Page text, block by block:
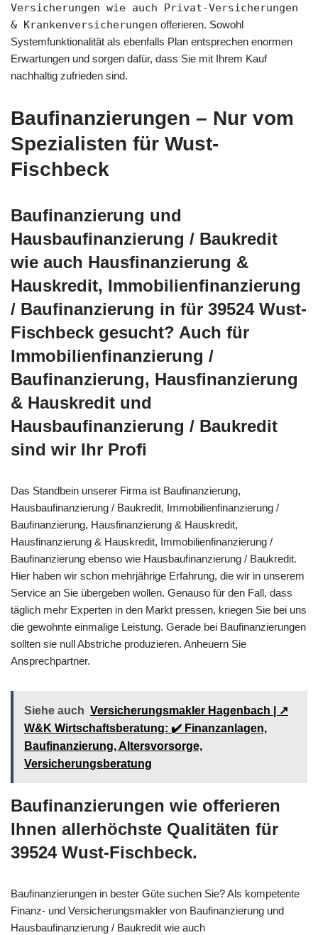
Versicherungen wie auch Privat-Versicherungen
& Krankenversicherungen offerieren. Sowohl
Systemfunktionalität als ebenfalls Plan entsprechen enormen
Erwartungen und sorgen dafür, dass Sie mit Ihrem Kauf
nachhaltig zufrieden sind.
Baufinanzierungen – Nur vom
Spezialisten für Wust-
Fischbeck
Baufinanzierung und
Hausbaufinanzierung / Baukredit
wie auch Hausfinanzierung &
Hauskredit, Immobilienfinanzierung
/ Baufinanzierung in für 39524 Wust-
Fischbeck gesucht? Auch für
Immobilienfinanzierung /
Baufinanzierung, Hausfinanzierung
& Hauskredit und
Hausbaufinanzierung / Baukredit
sind wir Ihr Profi
Das Standbein unserer Firma ist Baufinanzierung,
Hausbaufinanzierung / Baukredit, Immobilienfinanzierung /
Baufinanzierung, Hausfinanzierung & Hauskredit,
Hausfinanzierung & Hauskredit, Immobilienfinanzierung /
Baufinanzierung ebenso wie Hausbaufinanzierung / Baukredit.
Hier haben wir schon mehrjährige Erfahrung, die wir in unserem
Service an Sie übergeben wollen. Genauso für den Fall, dass
täglich mehr Experten in den Markt pressen, kriegen Sie bei uns
die gewohnte einmalige Leistung. Gerade bei Baufinanzierungen
sollten sie null Abstriche produzieren. Anheuern Sie
Ansprechpartner.
Siehe auch Versicherungsmakler Hagenbach | ↗️
W&K Wirtschaftsberatung: ✔️ Finanzanlagen,
Baufinanzierung, Altersvorsorge,
Versicherungsberatung
Baufinanzierungen wie offerieren
Ihnen allerhöchste Qualitäten für
39524 Wust-Fischbeck.
Baufinanzierungen in bester Güte suchen Sie? Als kompetente
Finanz- und Versicherungsmakler von Baufinanzierung und
Hausbaufinanzierung / Baukredit wie auch